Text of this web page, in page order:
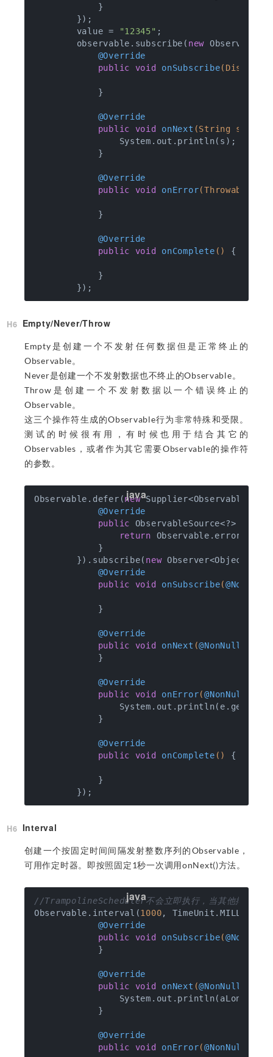
            }
        });
        value =
"12345" ;
        observable.subscribe(
new
@Override
public
void onSubscribe
            }
@Override
public
void onNext (String s)
                System.out.println(s);
            }
@Override
public
void onError(Throwable e)
            }
@Override
public
void onComplete () {
            }
Empty/Never/Throw
Empty是创建一个不发射任何数据但是正常终止的
Observable。
Never是创建一个不发射数据也不终止的Observable。
Throw是创建一个不发射数据以一个错误终止的
Observable。
这三个操作符生成的Observable行为非常特殊和受限。
测试的时候很有用，有时候也用于结合其它的
Observables，或者作为其它需要Observable的操作符
的参数。
Observable.defer(new
@Override
public ObservableSource<?> get()
return Observable.error(
            }
        }).subscribe(
new Observer<Object>() {
@Override
public
void onSubscribe(@NonNull
            }
@Override
public
void onNext (@NonNull
            }
@Override
public
void onError(@NonNull
            }
@Override
public
void onComplete () {
            }
Interval
创建一个按固定时间间隔发射整数序列的Observable，
可用作定时器。即按照固定1秒一次调用onNext()方法。
//TrampolineScheduler不会立即执行，当其他排队任
Observable.interval(1000,
@Override
public
void onSubscribe(@NonNull
            }
@Override
public
void onNext (@NonNull
                System.out.println(aLong);
            }
@Override
public
void onError(@NonNull